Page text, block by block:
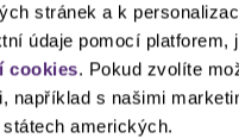
stránek a k
údaje pomocí platforem,
cookies. Pokud zvolíte
s našimi
amerických.
2.18%